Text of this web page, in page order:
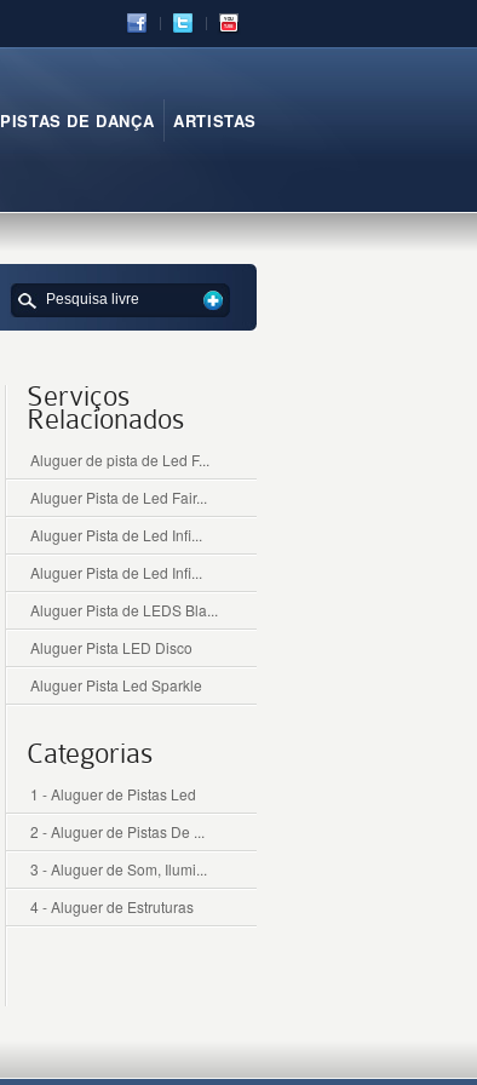
PISTAS DE DANÇA ARTISTAS
Serviços
Relacionados
Aluguer de pista de Led F...
Aluguer Pista de Led Fair...
Aluguer Pista de Led Infi...
Aluguer Pista de Led Infi...
Aluguer Pista de LEDS Bla...
Aluguer Pista LED Disco
Aluguer Pista Led Sparkle
Categorias
1 - Aluguer de Pistas Led
2 - Aluguer de Pistas De ...
3 - Aluguer de Som, Ilumi...
4 - Aluguer de Estruturas